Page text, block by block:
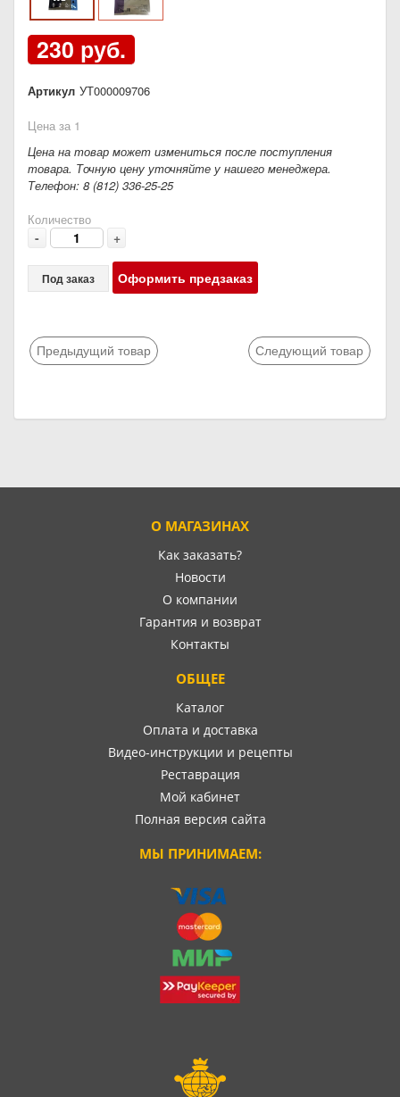
230 руб.
Артикул УТ000009706
Цена за 1
Цена на товар может измениться после поступления
товара. Точную цену уточняйте у нашего менеджера.
Телефон: 8 (812) 336-25-25
Количество
- +
Под заказ Оформить предзаказ
Предыдущий товар Следующий товар
О МАГАЗИНАХ
Как заказать?
Новости
О компании
Гарантия и возврат
Контакты
ОБЩЕЕ
Каталог
Оплата и доставка
Видео-инструкции и рецепты
Реставрация
Мой кабинет
Полная версия сайта
МЫ ПРИНИМАЕМ: